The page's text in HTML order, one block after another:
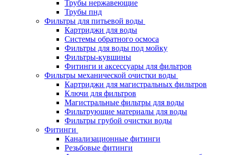
Трубы нержавеющие
Трубы пнд
Фильтры для питьевой воды
Картриджи для воды
Системы обратного осмоса
Фильтры для воды под мойку
Фильтры-кувшины
Фитинги и аксессуары для фильтров
Фильтры механической очистки воды
Картриджи для магистральных фильтров
Ключи для фильтров
Магистральные фильтры для воды
Фильтрующие материалы для воды
Фильтры грубой очистки воды
Фитинги
Канализационные фитинги
Резьбовые фитинги